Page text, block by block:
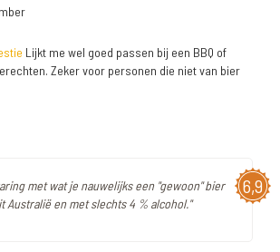
Lijkt me wel goed passen bij een BBQ of
Zeker voor personen die niet van bier
6,9
met wat je nauwelijks een "gewoon" bier
Australië en met slechts 4 % alcohol."